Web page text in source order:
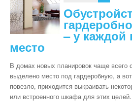
– у каждой
место
В домах новых планировок чаще всего
выделено место под гардеробную, а
повезло, приходится выкраивать
или встроенного шкафа для этих